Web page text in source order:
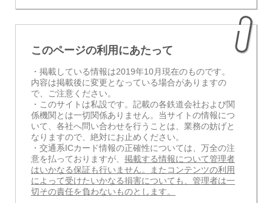
このページの利用にあたって
・掲載している情報は2019年10月現在のものです。
内容は掲載後に変更となっている場合がありますの
で、ご注意ください。
・このサイトは私設です。記載の各鉄道会社および関
係機関とは一切関係ありません。当サイトの情報につ
いて、各社へ問い合わせを行うことは、業務の妨げと
なりますので、絶対にお止めください。
・交通系ICカード情報の正確性については、万全の注
意を払っておりますが、 掲載する情報について管理者
はいかなる保証も行いません。またコンテンツの利用
によって受けたいかなる損害についても、管理者は一
切その責任を負わないものとします。